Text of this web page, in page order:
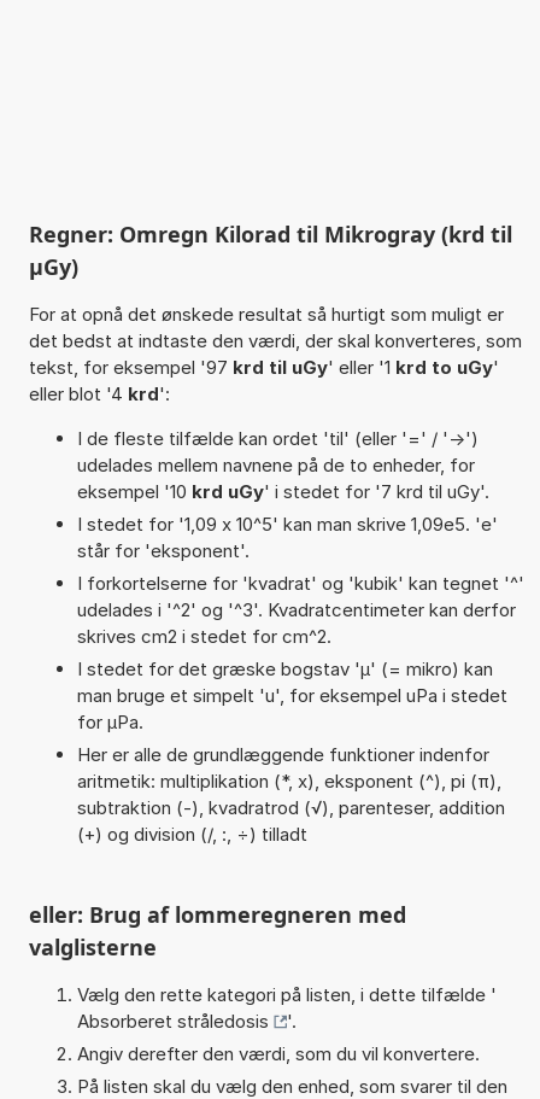
Regner: Omregn Kilorad til Mikrogray (krd til
µGy)
For at opnå det ønskede resultat så hurtigt som muligt er
det bedst at indtaste den værdi, der skal konverteres, som
tekst, for eksempel '97 krd til uGy' eller '1 krd to uGy'
eller blot '4 krd':
I de fleste tilfælde kan ordet 'til' (eller '=' / '->')
udelades mellem navnene på de to enheder, for
eksempel '10 krd uGy' i stedet for '7 krd til uGy'.
I stedet for '1,09 x 10^5' kan man skrive 1,09e5. 'e'
står for 'eksponent'.
I forkortelserne for 'kvadrat' og 'kubik' kan tegnet '^'
udelades i '^2' og '^3'. Kvadratcentimeter kan derfor
skrives cm2 i stedet for cm^2.
I stedet for det græske bogstav 'µ' (= mikro) kan
man bruge et simpelt 'u', for eksempel uPa i stedet
for µPa.
Her er alle de grundlæggende funktioner indenfor
aritmetik: multiplikation (*, x), eksponent (^), pi (π),
subtraktion (-), kvadratrod (√), parenteser, addition
(+) og division (/, :, ÷) tilladt
eller: Brug af lommeregneren med
valglisterne
Vælg den rette kategori på listen, i dette tilfælde '
Absorberet stråledosis
'.
Angiv derefter den værdi, som du vil konvertere.
På listen skal du vælg den enhed, som svarer til den